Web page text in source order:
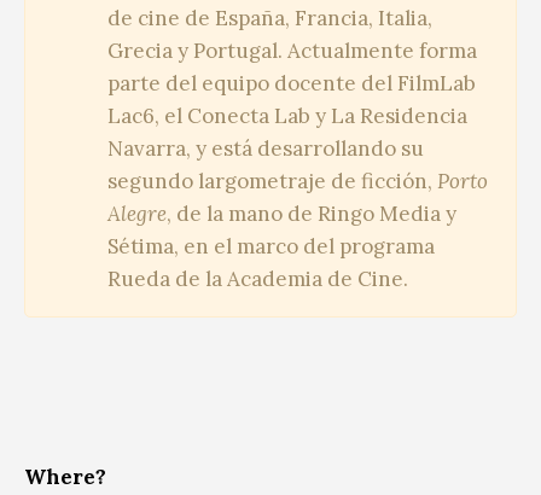
de cine de España, Francia, Italia,
Grecia y Portugal. Actualmente forma
parte del equipo docente del FilmLab
Lac6, el Conecta Lab y La Residencia
Navarra, y está desarrollando su
segundo largometraje de ficción, Porto
Alegre, de la mano de Ringo Media y
Sétima, en el marco del programa
Rueda de la Academia de Cine.
Where?